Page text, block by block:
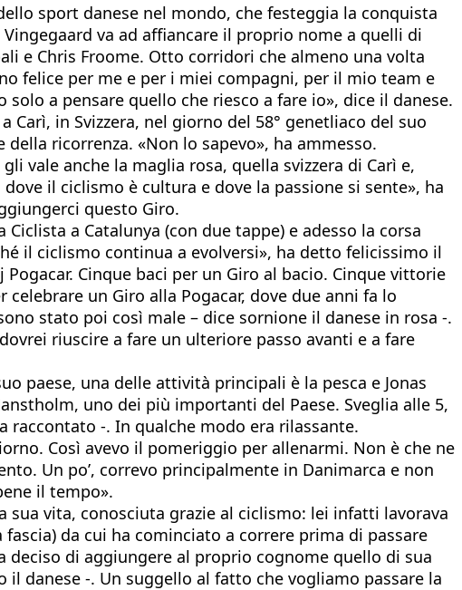
sport danese nel mondo, che festeggia la conquista
va ad affiancare il proprio nome a quelli di
e Chris Froome. Otto corridori che almeno una volta
felice per me e per i miei compagni, per il mio team e
a pensare quello che riesco a fare io», dice il danese.
in Svizzera, nel giorno del 58° genetliaco del suo
ricorrenza. «Non lo sapevo», ha ammesso.
vale anche la maglia rosa, quella svizzera di Carì e,
il ciclismo è cultura e dove la passione si sente», ha
questo Giro.
a Catalunya (con due tappe) e adesso la corsa
il ciclismo continua a evolversi», ha detto felicissimo il
Cinque baci per un Giro al bacio. Cinque vittorie
un Giro alla Pogacar, dove due anni fa lo
stato poi così male – dice sornione il danese in rosa -.
riuscire a fare un ulteriore passo avanti e a fare
paese, una delle attività principali è la pesca e Jonas
uno dei più importanti del Paese. Sveglia alle 5,
raccontato -. In qualche modo era rilassante.
Così avevo il pomeriggio per allenarmi. Non è che ne
Un po’, correvo principalmente in Danimarca e non
il tempo».
sua vita, conosciuta grazie al ciclismo: lei infatti lavorava
da cui ha cominciato a correre prima di passare
deciso di aggiungere al proprio cognome quello di sua
danese -. Un suggello al fatto che vogliamo passare la